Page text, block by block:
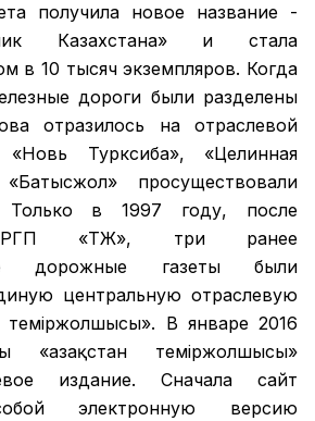
получила новое название -
Казахстана» и стала
в 10 тысяч экземпляров. Когда
дороги были разделены
отразилось на отраслевой
Турксиба», «Целинная
просуществовали
в 1997 году, после
РГП «ҚТЖ», три ранее
дорожные газеты были
центральную отраслевую
темiржолшысы». В январе 2016
теміржолшысы»
издание. Сначала сайт
электронную версию